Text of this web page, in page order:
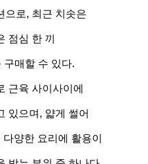
으로, 최근 치솟은
점심 한 끼
구매할 수 있다.
근육 사이사이에
있으며, 얇게 썰어
양한 요리에 활용이